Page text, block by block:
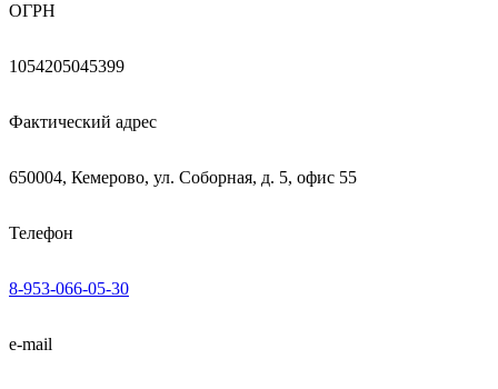
ОГРН
1054205045399
Фактический адрес
650004, Кемерово, ул. Соборная, д. 5, офис 55
Телефон
8-953-066-05-30
e-mail